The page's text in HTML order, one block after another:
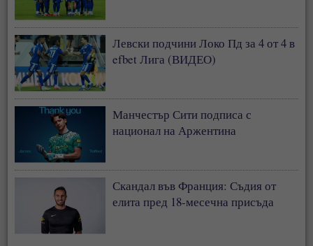
Левски подчини Локо Пд за 4 от 4 в
efbet Лига (ВИДЕО)
Манчестър Сити подписа с
национал на Аржентина
Скандал във Франция: Съдия от
елита пред 18-месечна присъда